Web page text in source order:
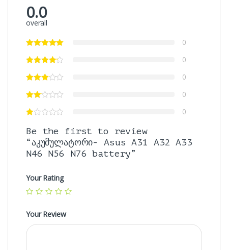
0.0
overall
0
0
0
0
0
Be the first to review
“აკუმულატორი- Asus A31 A32 A33
N46 N56 N76 battery”
Your Rating
Your Review